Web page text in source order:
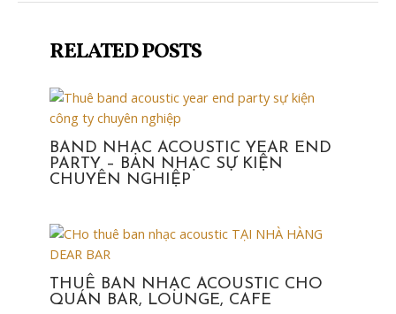
RELATED POSTS
BAND NHẠC ACOUSTIC YEAR END
PARTY – BAN NHẠC SỰ KIỆN
CHUYÊN NGHIỆP
THUÊ BAN NHẠC ACOUSTIC CHO
QUÁN BAR, LOUNGE, CAFE